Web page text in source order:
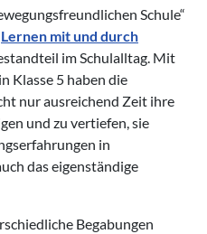
Schule“
Lernen mit und durch
im Schulalltag. Mit
Klasse 5 haben die
nur ausreichend Zeit ihre
und zu vertiefen, sie
in
das eigenständige
Begabungen